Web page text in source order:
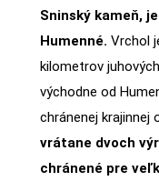
Sninský kameň,
Humenné. Vrchol
kilometrov
východne od
chránenej krajinnej
vrátane dvoch
chránené pre